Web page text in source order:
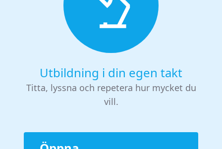
Utbildning i din egen takt
Titta, lyssna och repetera hur mycket du
vill.